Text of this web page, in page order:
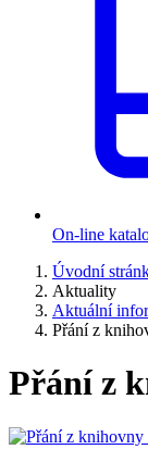
On-line
Úvodní
Aktuality
Aktuální
Přání z
Přání z